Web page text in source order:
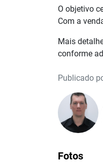
O objetivo
Com a
Mais
conforme
Publicado
Fotos